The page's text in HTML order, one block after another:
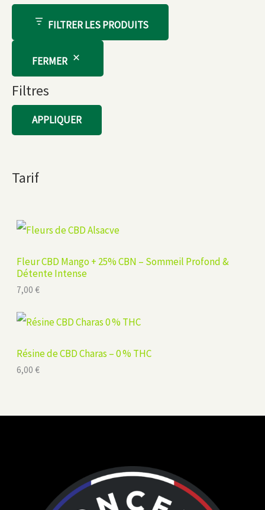
FILTRER LES PRODUITS
FERMER
Filtres
APPLIQUER
Tarif
Fleur CBD Mango + 25% CBN – Sommeil Profond &
Détente Intense
7,00 €
Résine de CBD Charas – 0 % THC
6,00 €